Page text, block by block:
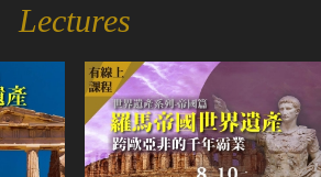
Lectures